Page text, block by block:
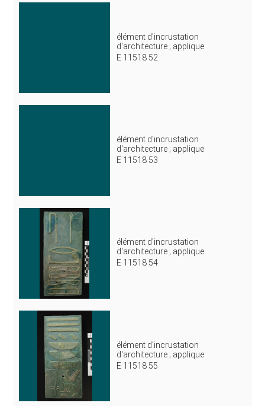
élément d'incrustation
d'architecture ; applique
E 11518 52
élément d'incrustation
d'architecture ; applique
E 11518 53
élément d'incrustation
d'architecture ; applique
E 11518 54
élément d'incrustation
d'architecture ; applique
E 11518 55